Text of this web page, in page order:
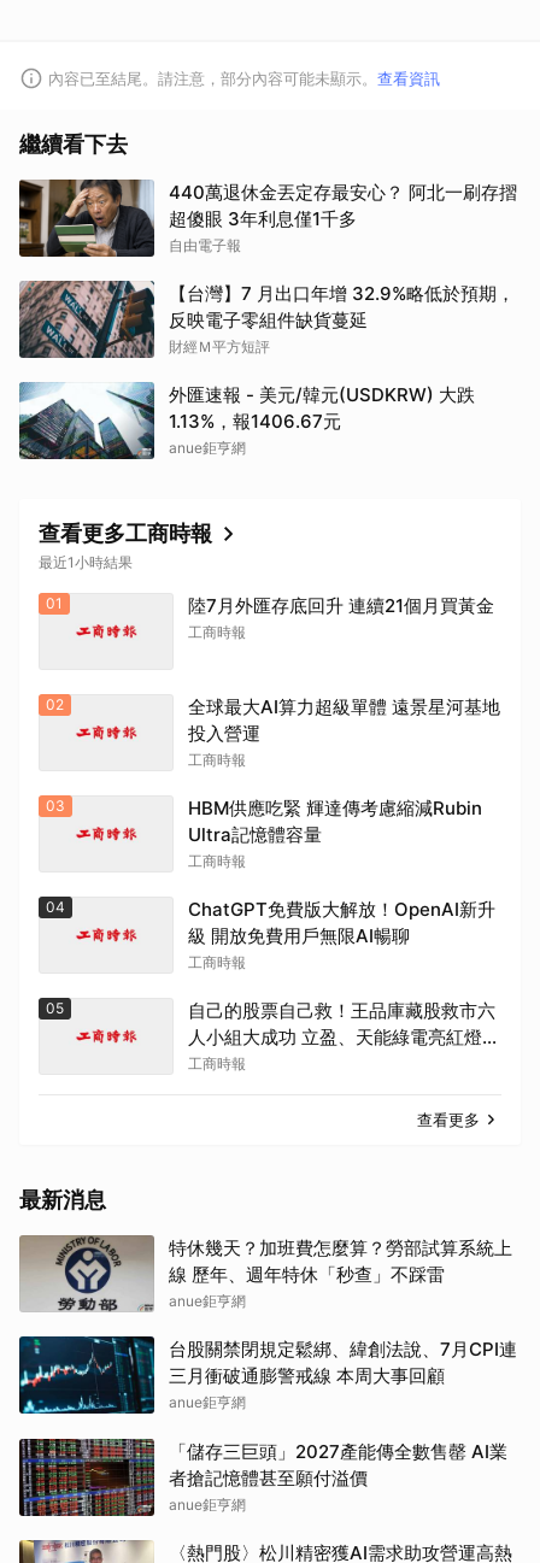
內容已至結尾。請注意，部分內容可能未顯示。 查看資訊
繼續看下去
440萬退休金丟定存最安心？ 阿北一刷存摺
超傻眼 3年利息僅1千多
自由電子報
【台灣】7 月出口年增 32.9%略低於預期，
反映電子零組件缺貨蔓延
財經Ｍ平方短評
外匯速報 - 美元/韓元(USDKRW) 大跌
1.13%，報1406.67元
anue鉅亨網
查看更多工商時報
最近1小時結果
01 陸7月外匯存底回升 連續21個月買黃金
工商時報
02
全球最大AI算力超級單體 遠景星河基地
投入營運
工商時報
03
HBM供應吃緊 輝達傳考慮縮減Rubin
Ultra記憶體容量
工商時報
04
ChatGPT免費版大解放！OpenAI新升
級 開放免費用戶無限AI暢聊
工商時報
05
自己的股票自己救！王品庫藏股救市六
人小組大成功 立盈、天能綠電亮紅燈鎖
死
工商時報
查看更多
最新消息
特休幾天？加班費怎麼算？勞部試算系統上
線 歷年、週年特休「秒查」不踩雷
anue鉅亨網
台股關禁閉規定鬆綁、緯創法說、7月CPI連
三月衝破通膨警戒線 本周大事回顧
anue鉅亨網
「儲存三巨頭」2027產能傳全數售罄 AI業
者搶記憶體甚至願付溢價
anue鉅亨網
〈熱門股〉松川精密獲AI需求助攻營運高熱